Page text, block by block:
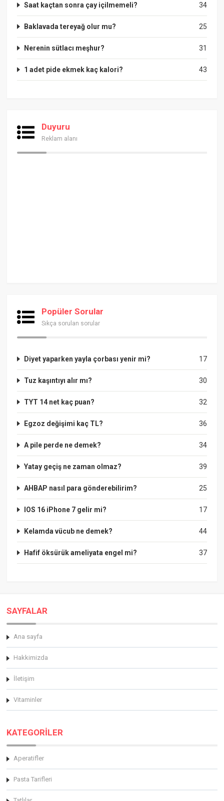
34
Saat kaçtan sonra çay içilmemeli?
25
Baklavada tereyağ olur mu?
31
Nerenin sütlacı meşhur?
43
1 adet pide ekmek kaç kalori?
Duyuru
Reklam alanı
Popüler Sorular
Sıkça sorulan sorular
17
Diyet yaparken yayla çorbası yenir mi?
30
Tuz kaşıntıyı alır mı?
32
TYT 14 net kaç puan?
36
Egzoz değişimi kaç TL?
34
A pile perde ne demek?
39
Yatay geçiş ne zaman olmaz?
25
AHBAP nasıl para gönderebilirim?
17
IOS 16 iPhone 7 gelir mi?
44
Kelamda vücub ne demek?
37
Hafif öksürük ameliyata engel mi?
SAYFALAR
Ana sayfa
Hakkimizda
İletişim
Vitaminler
KATEGORİLER
Aperatifler
Pasta Tarifleri